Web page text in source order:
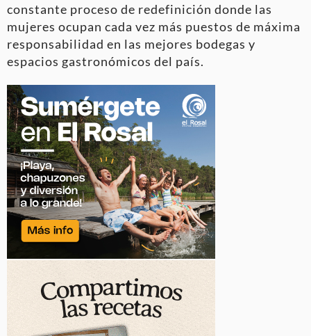
constante proceso de redefinición donde las
mujeres ocupan cada vez más puestos de máxima
responsabilidad en las mejores bodegas y
espacios gastronómicos del país.